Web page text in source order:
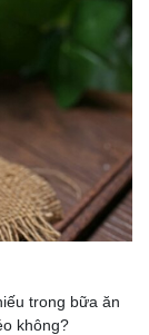
trong bữa ăn
không?